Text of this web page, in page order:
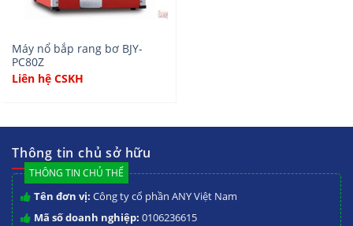
Máy nổ bắp rang bơ BJY-
PC80Z
Liên hệ CSKH
Thông tin chủ sở hữu
THÔNG TIN CHỦ THỂ
Tên đơn vị: Công ty cổ phần ANY Việt Nam
Mã số doanh nghiệp: 0106236615